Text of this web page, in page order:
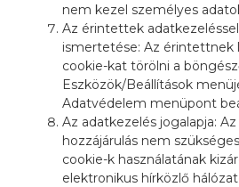
nem kezel személyes
Az érintettek
ismertetése: Az érintettnek
cookie-kat törölni a
Eszközök/Beállítások
Adatvédelem menüpont
Az adatkezelés jogalapja:
hozzájárulás nem
cookie-k használatának
elektronikus hírközlő